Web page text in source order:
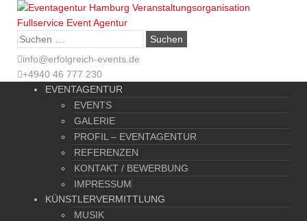
Suche
info@erfolgreich-events.de
+4940 46 777 230
EVENTAGENTUR
EVENTS
GALERIE
PROFIL – EVENTAGENTUR
REFERENZEN
KONTAKT / BEWERBUNG
IMPRESSUM
KÜNSTLERVERMITTLUNG
MUSIK